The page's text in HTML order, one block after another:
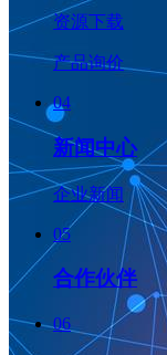
资源下载
产品询价
04
新闻中心
企业新闻
05
合作伙伴
06